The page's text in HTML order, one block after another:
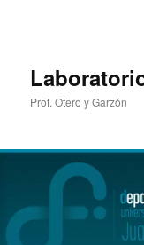
Prof. Otero y Garzón